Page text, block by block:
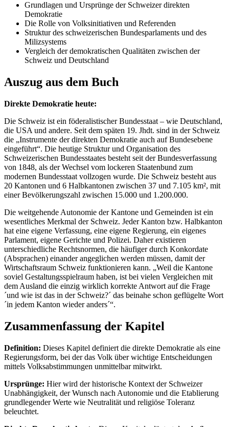
Grundlagen und Ursprünge der Schweizer direkten
Demokratie
Die Rolle von Volksinitiativen und Referenden
Struktur des schweizerischen Bundesparlaments und des
Milizsystems
Vergleich der demokratischen Qualitäten zwischen der
Schweiz und Deutschland
Auszug aus dem Buch
Direkte Demokratie heute:
Die Schweiz ist ein föderalistischer Bundesstaat – wie Deutschland,
die USA und andere. Seit dem späten 19. Jhdt. sind in der Schweiz
die „Instrumente der direkten Demokratie auch auf Bundesebene
eingeführt“. Die heutige Struktur und Organisation des
Schweizerischen Bundesstaates besteht seit der Bundesverfassung
von 1848, als der Wechsel vom lockeren Staatenbund zum
modernen Bundesstaat vollzogen wurde. Die Schweiz besteht aus
20 Kantonen und 6 Halbkantonen zwischen 37 und 7.105 km², mit
einer Bevölkerungszahl zwischen 15.000 und 1.200.000.
Die weitgehende Autonomie der Kantone und Gemeinden ist ein
wesentliches Merkmal der Schweiz. Jeder Kanton bzw. Halbkanton
hat eine eigene Verfassung, eine eigene Regierung, ein eigenes
Parlament, eigene Gerichte und Polizei. Daher existieren
unterschiedliche Rechtsnormen, die häufiger durch Konkordate
(Absprachen) einander angeglichen werden müssen, damit der
Wirtschaftsraum Schweiz funktionieren kann. „Weil die Kantone
soviel Gestaltungsspielraum haben, ist bei vielen Vergleichen mit
dem Ausland die einzig wirklich korrekte Antwort auf die Frage
´und wie ist das in der Schweiz?´ das beinahe schon geflügelte Wort
´in jedem Kanton wieder anders´“.
Zusammenfassung der Kapitel
Definition: Dieses Kapitel definiert die direkte Demokratie als eine
Regierungsform, bei der das Volk über wichtige Entscheidungen
mittels Volksabstimmungen unmittelbar mitwirkt.
Ursprünge: Hier wird der historische Kontext der Schweizer
Unabhängigkeit, der Wunsch nach Autonomie und die Etablierung
grundlegender Werte wie Neutralität und religiöse Toleranz
beleuchtet.